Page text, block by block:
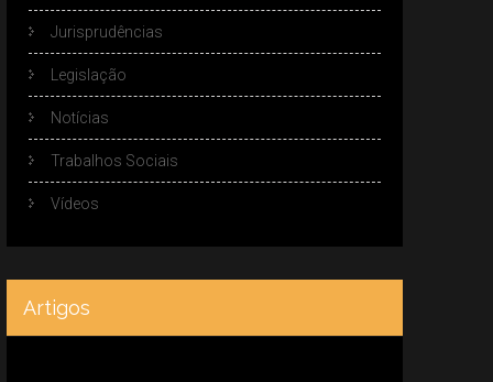
Jurisprudências
Legislação
Notícias
Trabalhos Sociais
Vídeos
Artigos